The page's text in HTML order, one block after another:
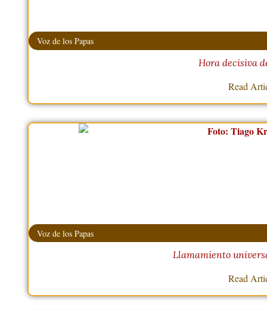
Voz de los Papas
Hora decisiva
Read
Voz de los Papas
Llamamiento
Read